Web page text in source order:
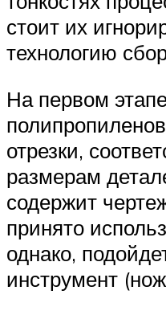
стоит их
технологию
На первом
отрезки,
размерам
содержит
принято
однако,
инструмент